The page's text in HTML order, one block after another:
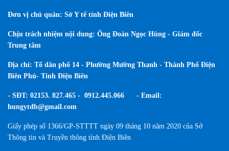
Đơn vị chủ quản: Sở Y tế tỉnh Điện Biên
Chịu trách nhiệm nội dung: Ông Đoàn Ngọc Hùng - Giám đốc
Trung tâm
Địa chỉ: Tổ dân phố 14 - Phường Mường Thanh - Thành Phố Điện
Biên Phủ- Tỉnh Điện Biên
- SĐT: 02153. 827.465 - 0912.445.066 - Email:
hungytdb@gmail.com
Giấy phép số 1366/GP-STTTT ngày 09 tháng 10 năm 2020 của Sở
Thông tin và Truyền thông tỉnh Điện Biên